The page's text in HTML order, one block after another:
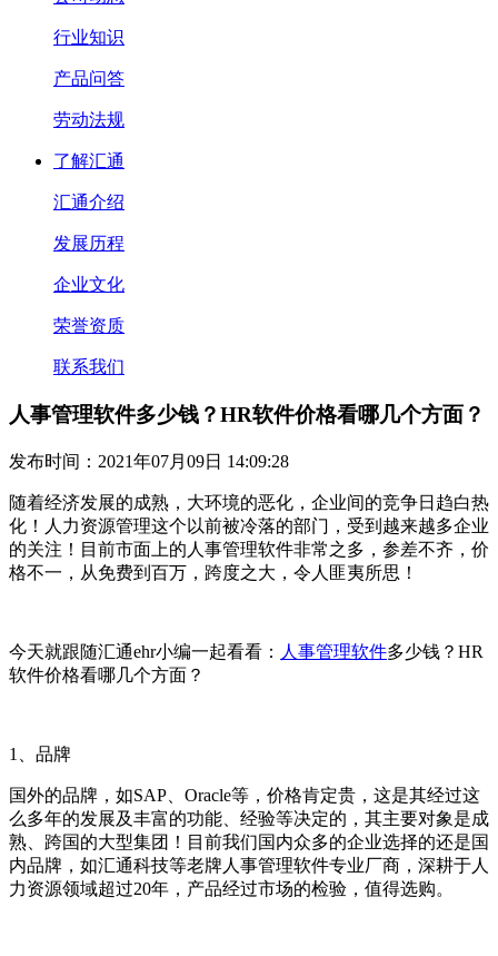
行业知识
产品问答
劳动法规
了解汇通
汇通介绍
发展历程
企业文化
荣誉资质
联系我们
人事管理软件多少钱？HR软件价格看哪几个方面？
发布时间：2021年07月09日 14:09:28
随着经济发展的成熟，大环境的恶化，企业间的竞争日趋白热
化！人力资源管理这个以前被冷落的部门，受到越来越多企业
的关注！目前市面上的人事管理软件非常之多，参差不齐，价
格不一，从免费到百万，跨度之大，令人匪夷所思！
今天就跟随汇通ehr小编一起看看： 人事管理软件多少钱？ HR
软件价格看哪几个方面？
1 、品牌
国外的品牌，如SAP Oracle等，价格肯定贵，这是其经过这
么多年的发展及丰富的功能、经验等决定的，其主要对象是成
熟、跨国的大型集团！目前我们国内众多的企业选择的还是国
内品牌，如汇通科技等老牌人事管理软件专业厂商，深耕于人
力资源领域超过20年， 产品经过市场的检验，值得选购。